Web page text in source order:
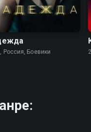
6.1
Россия, Боевики